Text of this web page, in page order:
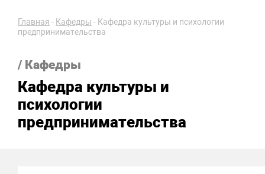
Главная - Кафедры - Кафедра культуры и психологии
предпринимательства
/ Кафедры
Кафедра культуры и
психологии
предпринимательства